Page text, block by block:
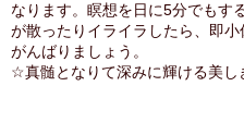
なります。瞑想を日に5分でもす
が散ったりイライラしたら、即
がんばりましょう。
☆真髄となりて深みに輝ける美し